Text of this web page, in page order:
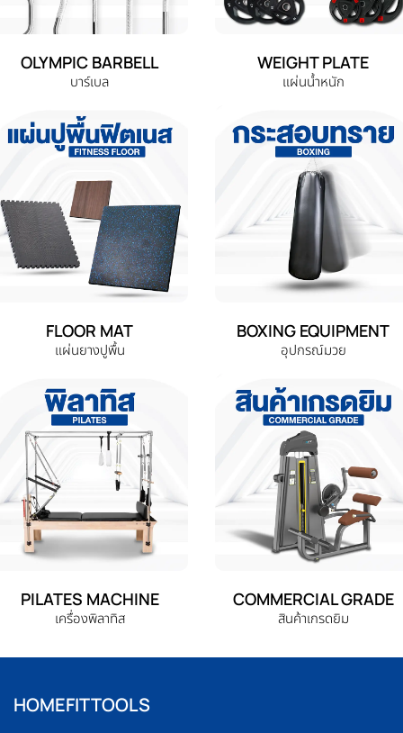
OLYMPIC BARBELL
บาร์เบล
WEIGHT PLATE
แผ่นน้ำหนัก
FLOOR MAT
แผ่นยางปูพื้น
BOXING EQUIPMENT
อุปกรณ์มวย
PILATES MACHINE
เครื่องพิลาทิส
COMMERCIAL GRADE
สินค้าเกรดยิม
HOMEFITTOOLS